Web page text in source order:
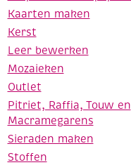
Kaarten maken
Kerst
Leer bewerken
Mozaieken
Outlet
Pitriet, Raffia, Touw en
Macramegarens
Sieraden maken
Stoffen